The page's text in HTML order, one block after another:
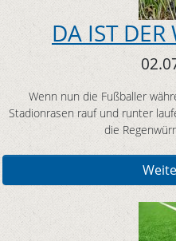
DA IST
Wenn nun die Fußballer
Stadionrasen rauf und runter
die